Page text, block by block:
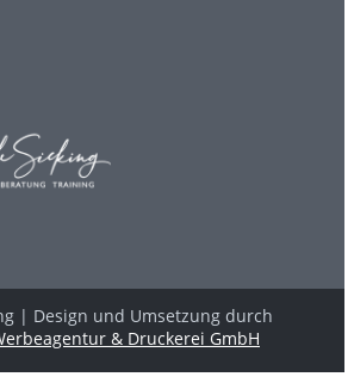
| Design und Umsetzung durch
& Druckerei GmbH